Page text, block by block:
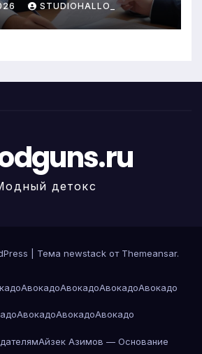
STUDIOHALLO_
детокс
Тема newstack от Themeansar.
АвокадоАвокадоАвокадоАвокадо
АвокадоАвокадоАвокадо
Айзек Азимов — Основание